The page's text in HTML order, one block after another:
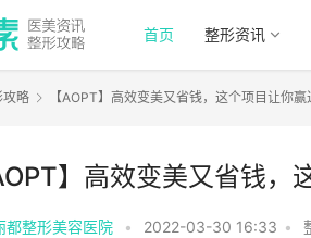
首页 整形资讯
攻略 【AOPT】高效变美又省钱，这个项目让你
】高效变美又省钱
都整形美容医院 • 2022-03-30 16:33 •